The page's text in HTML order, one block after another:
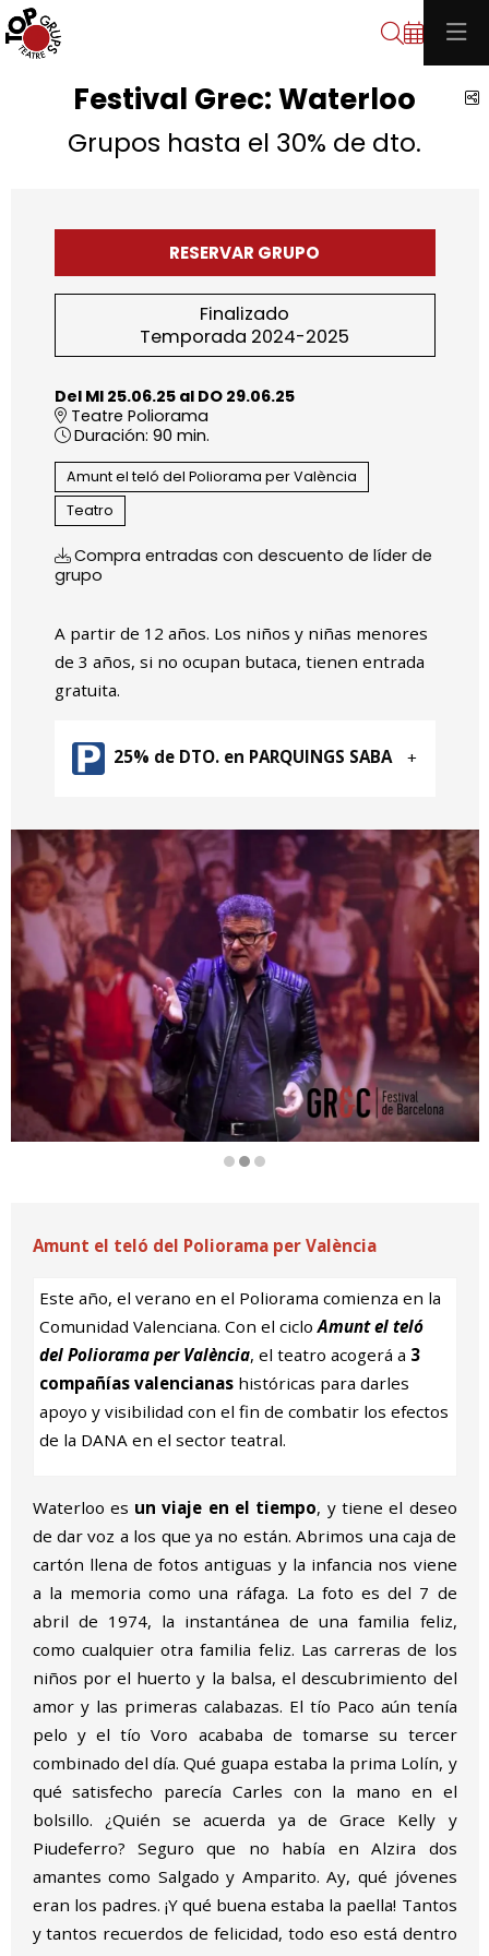
Buscar
Festival Grec: Waterloo
Grupos hasta el 30% de dto.
RESERVAR GRUPO
Finalizado
Temporada 2024-2025
Del MI 25.06.25al DO 29.06.25
Teatre Poliorama
Duración: 90 min.
Amunt el teló del Poliorama per València
Teatro
Compra entradas con descuento de líder de
grupo
A partir de 12 años. Los niños y niñas menores
de 3 años, si no ocupan butaca, tienen entrada
gratuita.
25% de DTO. en PARQUINGS SABA
Amunt el teló del Poliorama per València
Este año, el verano en el Poliorama comienza en la
Comunidad Valenciana. Con el cicloAmunt el teló
del Poliorama per València, el teatro acogerá a 3
compañías valencianashistóricas para darles
apoyo y visibilidad con el fin de combatir los efectos
de la DANA en el sector teatral.
Waterloo es un viaje en el tiempo, y tiene el deseo
de dar voz a los que ya no están. Abrimos una caja de
cartón llena de fotos antiguas y la infancia nos viene
a la memoria como una ráfaga. La foto es del 7 de
abril de 1974, la instantánea de una familia feliz,
como cualquier otra familia feliz. Las carreras de los
niños por el huerto y la balsa, el descubrimiento del
amor y las primeras calabazas. El tío Paco aún tenía
pelo y el tío Voro acababa de tomarse su tercer
combinado del día. Qué guapa estaba la prima Lolín, y
qué satisfecho parecía Carles con la mano en el
bolsillo. ¿Quién se acuerda ya de Grace Kelly y
Piudeferro? Seguro que no había en Alzira dos
amantes como Salgado y Amparito. Ay, qué jóvenes
eran los padres. ¡Y qué buena estaba la paella! Tantos
y tantos recuerdos de felicidad, todo eso está dentro